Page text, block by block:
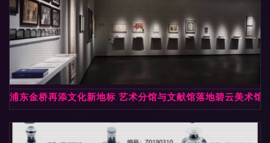
浦东金桥再添文化新地标 艺术分馆与文献馆落地碧云美术馆